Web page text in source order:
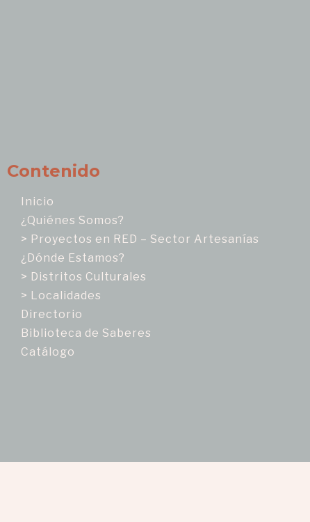
Contenido
Inicio
¿Quiénes Somos?
> Proyectos en RED – Sector Artesanías
¿Dónde Estamos?
> Distritos Culturales
> Localidades
Directorio
Biblioteca de Saberes
Catálogo